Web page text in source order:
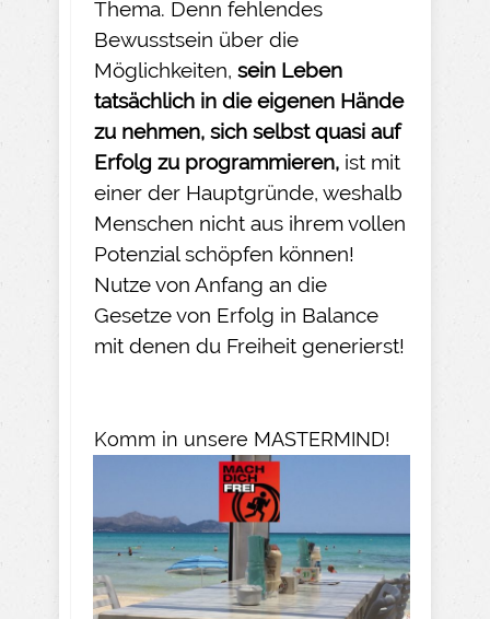
Thema. Denn fehlendes
Bewusstsein über die
Möglichkeiten, sein Leben
tatsächlich in die eigenen Hände
zu nehmen, sich selbst quasi auf
Erfolg zu programmieren, ist mit
einer der Hauptgründe, weshalb
Menschen nicht aus ihrem vollen
Potenzial schöpfen können!
Nutze von Anfang an die
Gesetze von Erfolg in Balance
mit denen du Freiheit generierst!
Komm in unsere MASTERMIND!